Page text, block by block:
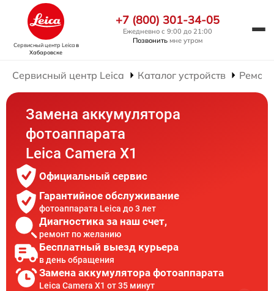
Сервисный центр Leicaв
Хабаровске
+7 (800) 301-34-05
Ежедневно с 9:00 до 21:00
Позвонить мне утром
Сервисный центр Leica Каталог устройств
Замена аккумулятора
фотоаппарата
Leica Camera X1
Официальный сервис
Гарантийное обслуживание
фотоаппарата Leica до 3 лет
Диагностика за наш счет,
ремонт по желанию
Бесплатный выезд курьера
в день обращения
Замена аккумулятора фотоаппарата
Leica Camera X1 от 35 минут